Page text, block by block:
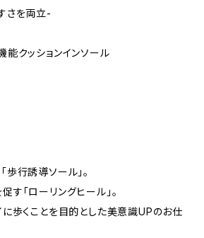
さを両立-
クッションインソール
行誘導ソール」。
す「ローリングヒール」。
に歩くことを目的とした美意識UPのお仕